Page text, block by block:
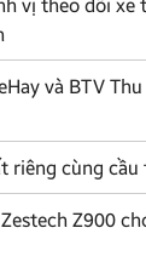
vị theo dõi xe
và BTV
riêng cùng cầu
Z900